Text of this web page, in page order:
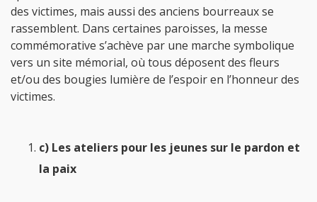
des victimes, mais aussi des anciens bourreaux se
rassemblent. Dans certaines paroisses, la messe
commémorative s’achève par une marche symbolique
vers un site mémorial, où tous déposent des fleurs
et/ou des bougies lumière de l’espoir en l’honneur des
victimes.
c) Les ateliers pour les jeunes sur le pardon et
la paix